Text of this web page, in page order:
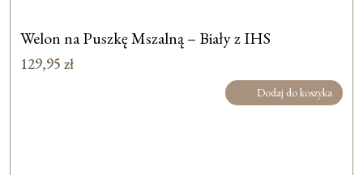
Welon na Puszkę Mszalną – Biały z IHS
129,95 zł
Dodaj do koszyka